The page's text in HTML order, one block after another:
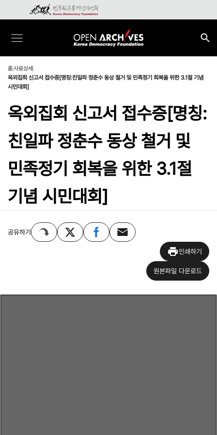
홈사료상세
옥외집회 신고서 접수증[명칭:친일파 정춘수 동상 철거 및 민족정기 회복을 위한 3.1절 기념
시민대회]
옥외집회 신고서 접수증[명칭:
친일파 정춘수 동상 철거 및
민족정기 회복을 위한 3.1절
기념 시민대회]
공유하기
인쇄하기
원본파일 다운로드